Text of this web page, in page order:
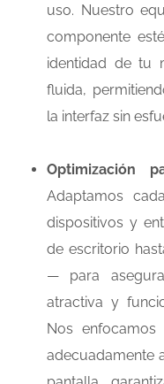
uso. Nuestro
componente
identidad de tu
fluida,
la interfaz sin
Optimización
Adaptamos
dispositivos y
de escritorio
— para
atractiva y
Nos
adecuadamente